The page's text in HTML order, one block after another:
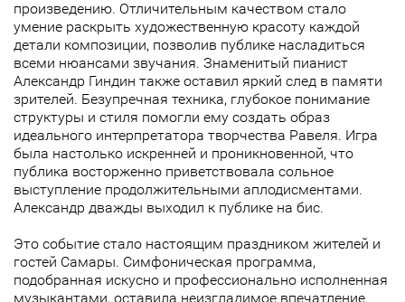
произведению. Отличительным качеством стало
умение раскрыть художественную красоту каждой
детали композиции, позволив публике насладиться
всеми нюансами звучания. Знаменитый пианист
Александр Гиндин также оставил яркий след в памяти
зрителей. Безупречная техника, глубокое понимание
структуры и стиля помогли ему создать образ
идеального интерпретатора творчества Равеля. Игра
была настолько искренней и проникновенной, что
публика восторженно приветствовала сольное
выступление продолжительными аплодисментами.
Александр дважды выходил к публике на бис.
Это событие стало настоящим праздником жителей и
гостей Самары. Симфоническая программа,
подобранная искусно и профессионально исполненная
музыкантами, оставила неизгладимое впечатление.